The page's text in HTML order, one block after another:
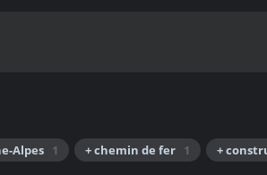
Alpes 1 + chemin de fer 1 +